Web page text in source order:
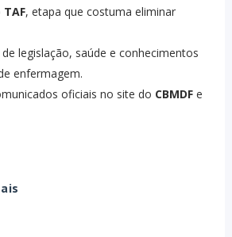
TAF, etapa que costuma eliminar
legislação, saúde e conhecimentos
enfermagem.
oficiais no site do CBMDFe